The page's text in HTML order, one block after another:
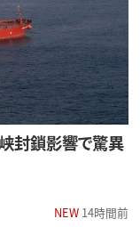
封鎖影響で驚異
NEW14時間前